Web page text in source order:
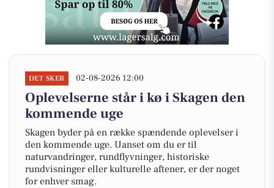
DET SKER 02-08-2026 12:00
Oplevelserne står i kø i Skagen den
kommende uge
Skagen byder på en række spændende oplevelser i
den kommende uge. Uanset om du er til
naturvandringer, rundflyvninger, historiske
rundvisninger eller kulturelle aftener, er der noget
for enhver smag.